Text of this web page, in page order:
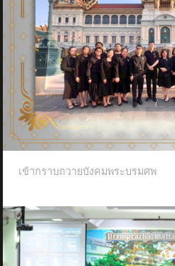
เข้ากราบถวายบังคมพระบรมศพ